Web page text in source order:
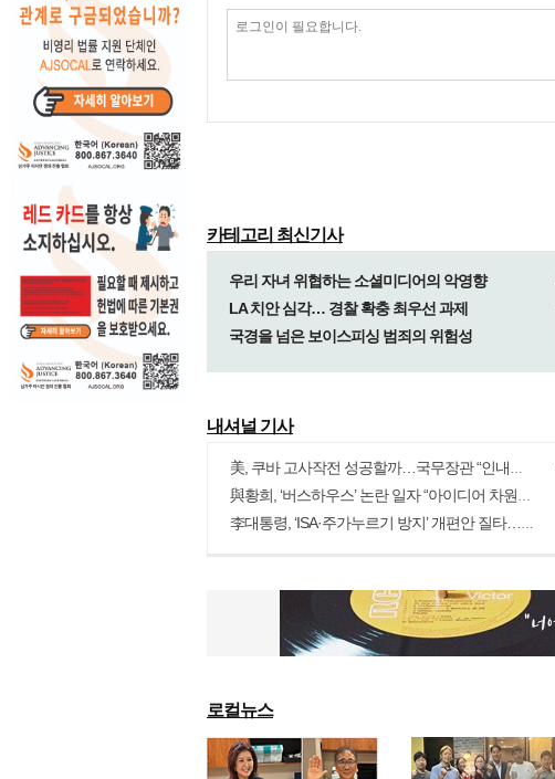
카테고리 최신기사
우리 자녀 위협하는 소셜미디어의 악영향
LA 치안 심각… 경찰 확충 최우선 과제
국경을 넘은 보이스피싱 범죄의 위험성
내셔널 기사
more
美, 쿠바 고사작전 성공할까…국무장관 “인내와 끈기로 옥죌 것”
與황희, ‘버스하우스’ 논란 일자 “아이디어 차원”…국힘 “망언”
李대통령, ‘ISA·주가누르기 방지’ 개편안 질타…”전면 재검토”
로컬뉴스
more